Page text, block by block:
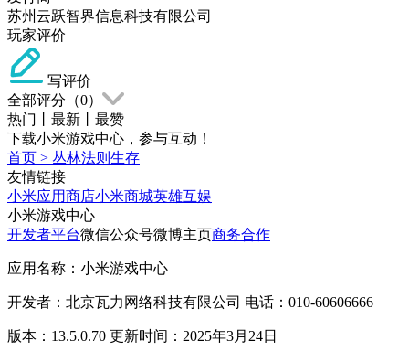
苏州云跃智界信息科技有限公司
玩家评价
写评价
全部评分（0）
热门
最新
最赞
下载小米游戏中心，参与互动！
首页 > 丛林法则生存
友情链接
小米应用商店小米商城英雄互娱
小米游戏中心
开发者平台微信公众号微博主页商务合作
应用名称：小米游戏中心
开发者：北京瓦力网络科技有限公司 电话：010-60606666
版本：13.5.0.70 更新时间：2025年3月24日